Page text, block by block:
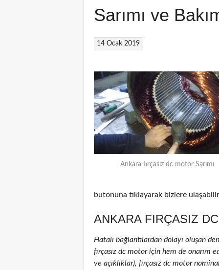
Sarımı ve
14 Ocak 2019
Ankara fırçasız dc motor Sarımı
butonuna tıklayarak bizlere
ANKARA FIRÇASIZ
Hatalı bağlantılardan dolayı oluşan
fırçasız dc motor için hem de onarım
ve açıklıklar), fırçasız dc motor